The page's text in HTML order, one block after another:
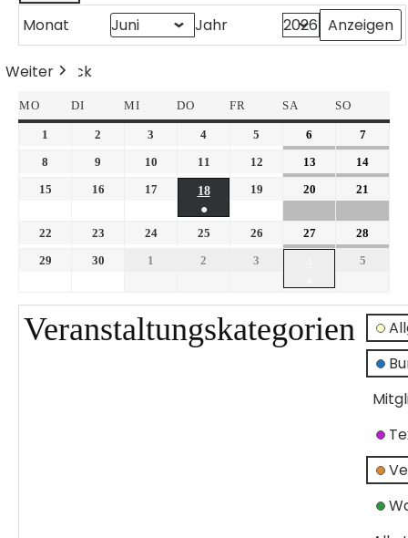
Monat
Jahr
Zurück
Heute
Weiter
MO DI MI DO FR SA SO
1 2 3 4 5 6
7
8
9 10 11 12 13
14
15
16 17
18
●
19 20 21
22 23 24 25 26 27
28
29
30 1 2 3 5
Veranstaltungskategorien